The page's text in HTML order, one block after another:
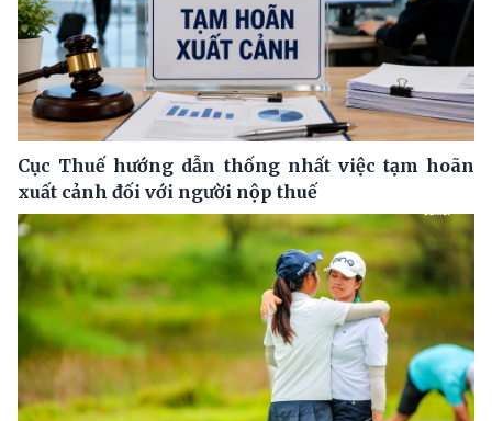
Cục Thuế hướng dẫn thống nhất việc tạm hoãn
xuất cảnh đối với người nộp thuế